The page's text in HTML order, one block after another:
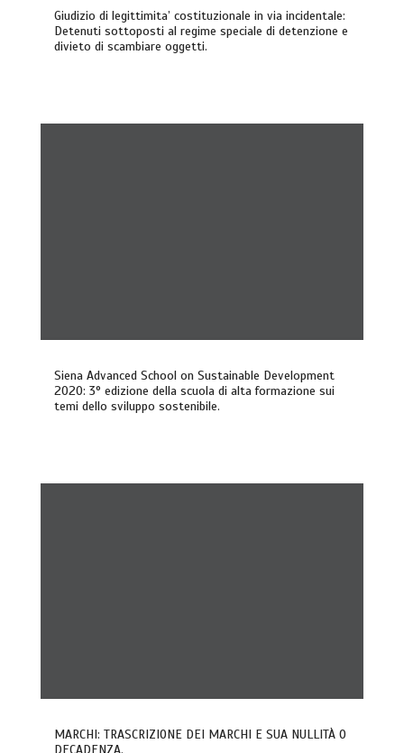
Giudizio di legittimita’ costituzionale in via incidentale:
Detenuti sottoposti al regime speciale di detenzione e
divieto di scambiare oggetti.
Siena Advanced School on Sustainable Development
2020: 3° edizione della scuola di alta formazione sui
temi dello sviluppo sostenibile.
MARCHI: TRASCRIZIONE DEI MARCHI E SUA NULLITÀ O
DECADENZA.